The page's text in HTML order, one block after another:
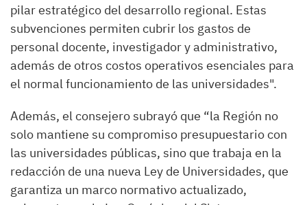
pilar estratégico del desarrollo regional. Estas
subvenciones permiten cubrir los gastos de
personal docente, investigador y administrativo,
además de otros costos operativos esenciales para
el normal funcionamiento de las universidades".
Además, el consejero subrayó que “la Región no
solo mantiene su compromiso presupuestario con
las universidades públicas, sino que trabaja en la
redacción de una nueva Ley de Universidades, que
garantiza un marco normativo actualizado,